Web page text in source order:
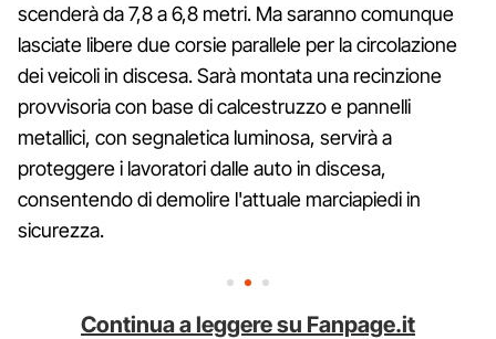
scenderà da 7,8 a 6,8 metri. Ma saranno comunque
lasciate libere due corsie parallele per la circolazione
dei veicoli in discesa. Sarà montata una recinzione
provvisoria con base di calcestruzzo e pannelli
metallici, con segnaletica luminosa, servirà a
proteggere i lavoratori dalle auto in discesa,
consentendo di demolire l'attuale marciapiedi in
sicurezza.
Continua a leggere su Fanpage.it